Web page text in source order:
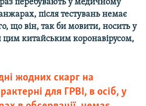
1080p
перебувають у медичному
після тестувань немає
що він, так би мовити, носить у
цим китайським коронавірусом,
жодних скарг на
для ГРВІ, в осіб, у